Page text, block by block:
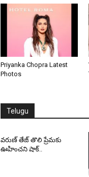
Priyanka Chopra Latest
Photos
Telugu
వరుణ్ తేజ్ తొలి ప్రేమకు
ఊహించని షాక్..